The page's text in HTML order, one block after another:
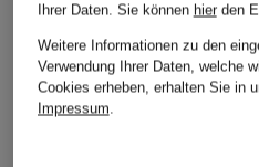
Ihrer Daten. Sie können hierden
Weitere Informationen zu den
Verwendung Ihrer Daten, welche
Cookies erheben, erhalten Sie in
Impressum.